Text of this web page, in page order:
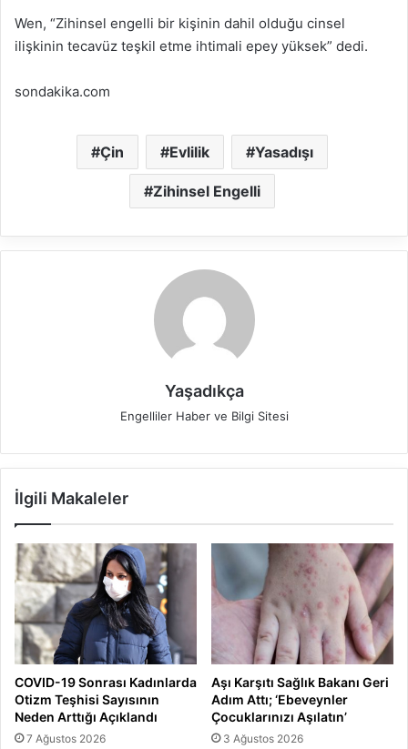
Wen, “Zihinsel engelli bir kişinin dahil olduğu cinsel
ilişkinin tecavüz teşkil etme ihtimali epey yüksek” dedi.
sondakika.com
Çin Evlilik Yasadışı
Zihinsel Engelli
Yaşadıkça
Engelliler Haber ve Bilgi Sitesi
İlgili Makaleler
COVID-19 Sonrası Kadınlarda
Otizm Teşhisi Sayısının
Neden Arttığı Açıklandı
7 Ağustos 2026
Aşı Karşıtı Sağlık Bakanı Geri
Adım Attı; ‘Ebeveynler
Çocuklarınızı Aşılatın’
3 Ağustos 2026